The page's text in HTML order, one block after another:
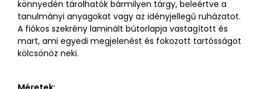
könnyedén tárolhatók bármilyen tárgy, beleértve a
tanulmányi anyagokat vagy az idényjellegű ruházatot.
A fiókos szekrény laminált bútorlapja vastagított és
mart, ami egyedi megjelenést és fokozott tartósságot
kölcsönöz neki.